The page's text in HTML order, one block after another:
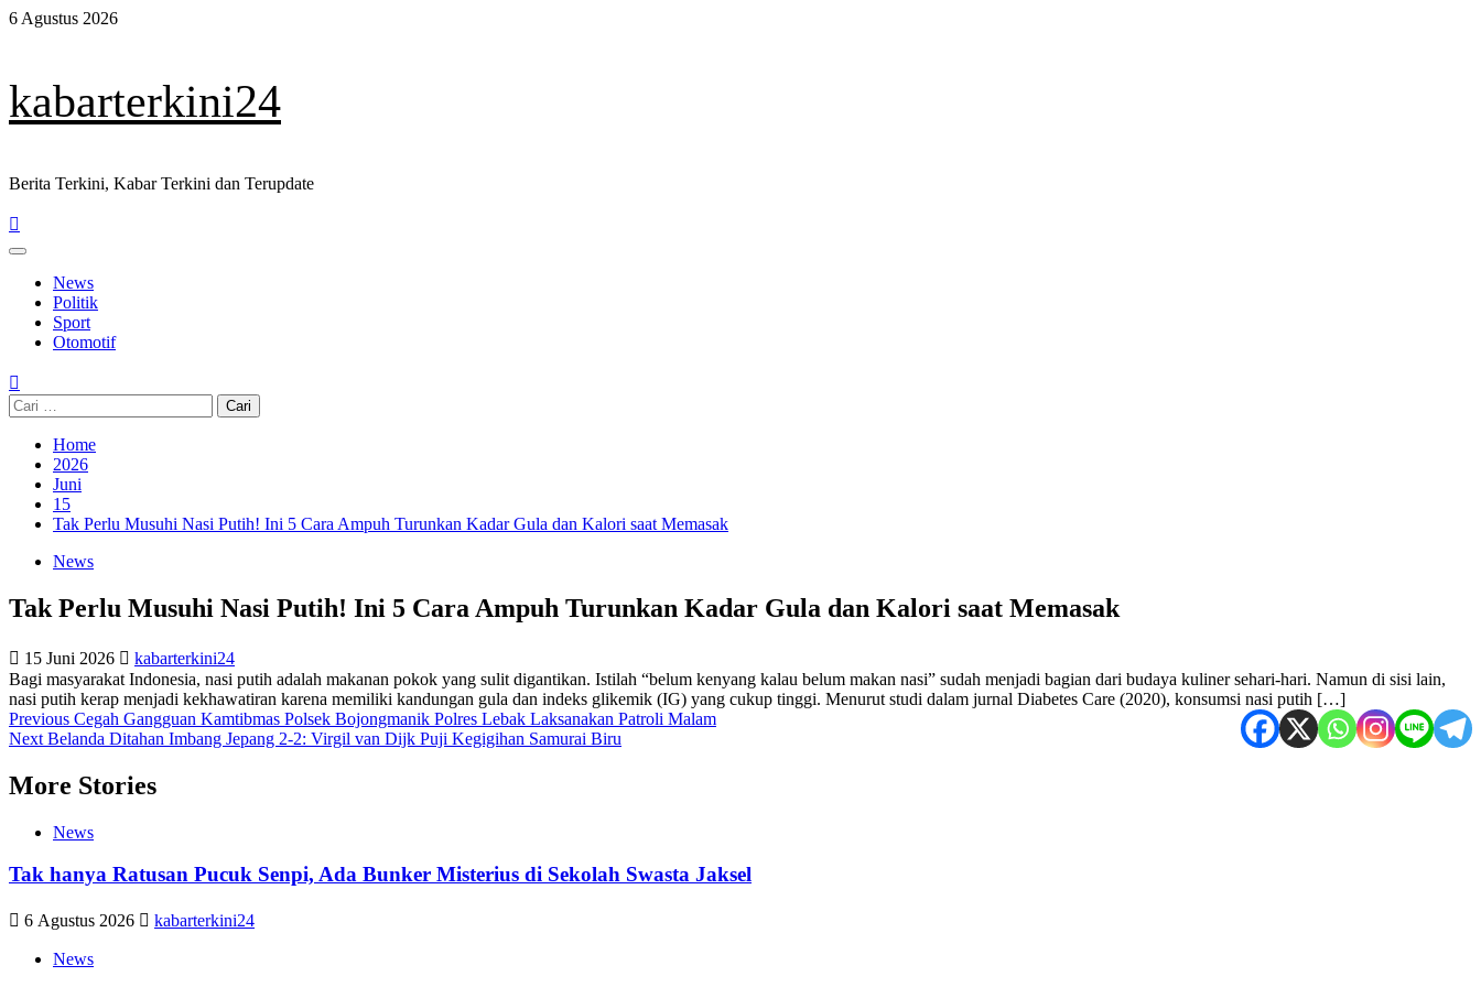
Skip
6 Agustus 2026
kabarterkini24
Berita Terkini, Kabar Terkini dan Terupdate
Primary
News
Politik
Sport
Otomotif
Cari
untuk:
Home
2026
Juni
15
Tak Perlu Musuhi Nasi Putih! Ini 5 Cara Ampuh Turunkan Kadar Gula dan Kalori saat Memasak
News
Tak Perlu Musuhi Nasi Putih! Ini 5 Cara Ampuh Turunkan Kadar Gula dan Kalori saat Memasak
15 Juni 2026
kabarterkini24
Bagi masyarakat Indonesia, nasi putih adalah makanan pokok yang sulit digantikan. Istilah “belum kenyang kalau belum makan nasi” sudah menjadi bagian dari budaya kuliner sehari-hari. Namun di sisi lain,
nasi putih kerap menjadi kekhawatiran karena memiliki kandungan gula dan indeks glikemik (IG) yang cukup tinggi. Menurut studi dalam jurnal Diabetes Care (2020), konsumsi nasi putih […]
Post
navigation
Previous Cegah Gangguan Kamtibmas Polsek Bojongmanik Polres Lebak Laksanakan Patroli Malam
Next Belanda Ditahan Imbang Jepang 2-2: Virgil van Dijk Puji Kegigihan Samurai Biru
More Stories
News
Tak hanya Ratusan Pucuk Senpi, Ada Bunker Misterius di Sekolah Swasta Jaksel
6 Agustus 2026 kabarterkini24
News